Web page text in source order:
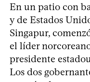
En un patio con
y de Estados
Singapur,
el líder
presidente
Los dos